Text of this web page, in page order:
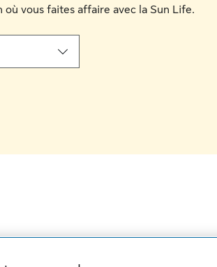
vous faites affaire avec la Sun Life.